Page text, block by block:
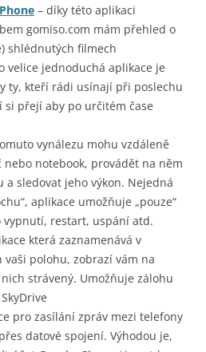
– díky této aplikaci
gomiso.com mám přehled o
shlédnutých filmech
velice jednoduchá aplikace je
ty, kteří rádi usínají při poslechu
přejí aby po určitém čase
vynálezu mohu vzdáleně
notebook, provádět na něm
a sledovat jeho výkon. Nejedná
aplikace umožňuje „pouze“
vypnutí, restart, uspání atd.
která zaznamenává v
polohu, zobrazí vám na
strávený. Umožňuje zálohu
pro zasílání zpráv mezi telefony
datové spojení. Výhodou je,